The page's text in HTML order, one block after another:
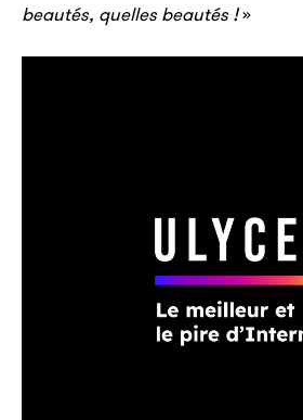
beautés, quelles beautés !»